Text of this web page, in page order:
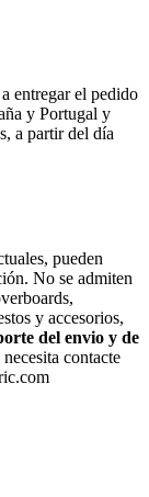
entregar el pedido
y Portugal y
a partir del día
pueden
No se admiten
y accesorios,
del envio y de
contacte